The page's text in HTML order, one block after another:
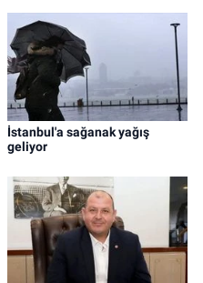
İstanbul'a sağanak yağış
geliyor